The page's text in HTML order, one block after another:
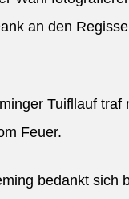
an den
Tuifllauf
Feuer.
bedankt sich